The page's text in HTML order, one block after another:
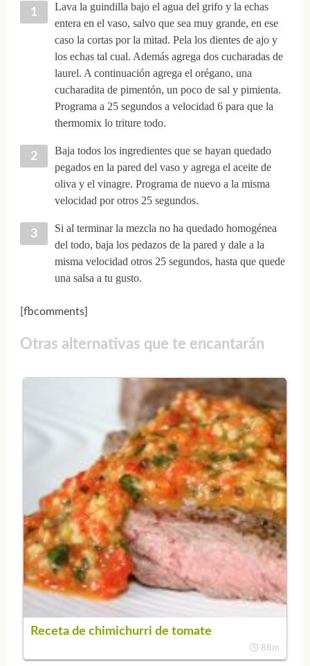
Lava la guindilla bajo el agua del grifo y la echas
entera en el vaso, salvo que sea muy grande, en ese
caso la cortas por la mitad. Pela los dientes de ajo y
los echas tal cual. Además agrega dos cucharadas de
laurel. A continuación agrega el orégano, una
cucharadita de pimentón, un poco de sal y pimienta.
Programa a 25 segundos a velocidad 6 para que la
thermomix lo triture todo.
Baja todos los ingredientes que se hayan quedado
pegados en la pared del vaso y agrega el aceite de
oliva y el vinagre. Programa de nuevo a la misma
velocidad por otros 25 segundos.
Si al terminar la mezcla no ha quedado homogénea
del todo, baja los pedazos de la pared y dale a la
misma velocidad otros 25 segundos, hasta que quede
una salsa a tu gusto.
[fbcomments]
Otras alternativas que te encantarán
Receta de chimichurri de tomate
88m